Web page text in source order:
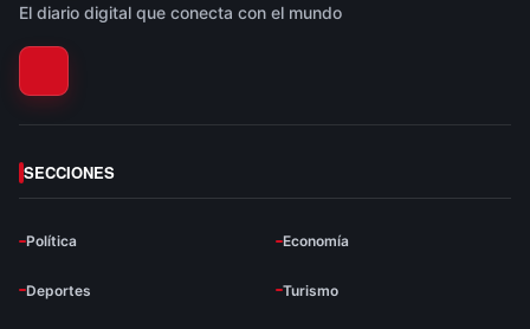
El diario digital que conecta con el mundo
SECCIONES
Política Economía
Deportes Turismo